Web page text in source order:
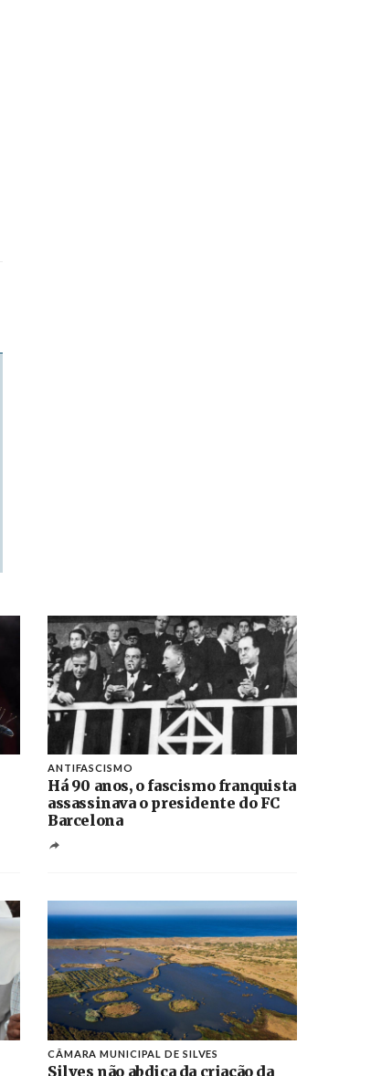
ANTIFASCISMO
Há 90 anos, o fascismo franquista
assassinava o presidente do FC
Barcelona
CÂMARA MUNICIPAL DE SILVES
Silves não abdica da criação da